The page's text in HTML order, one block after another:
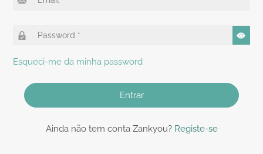
Esqueci-me da minha password
Entrar
Ainda não tem conta Zankyou? Registe-se